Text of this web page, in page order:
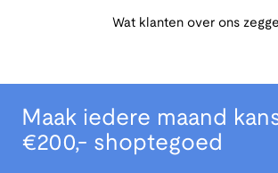
Wat klanten over ons
Maak iedere maand
€200,- shoptegoed